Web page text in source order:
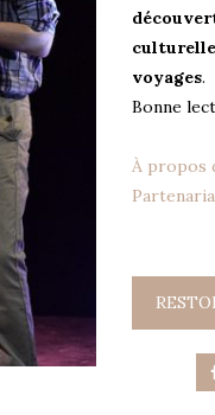
voyages.
Bonne
À propos